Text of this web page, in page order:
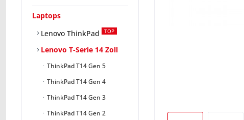
Laptops
Lenovo ThinkPad
TOP
Lenovo T-Serie 14 Zoll
ThinkPad T14 Gen 5
ThinkPad T14 Gen 4
ThinkPad T14 Gen 3
ThinkPad T14 Gen 2